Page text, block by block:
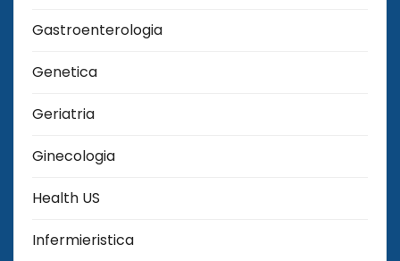
Gastroenterologia
Genetica
Geriatria
Ginecologia
Health US
Infermieristica